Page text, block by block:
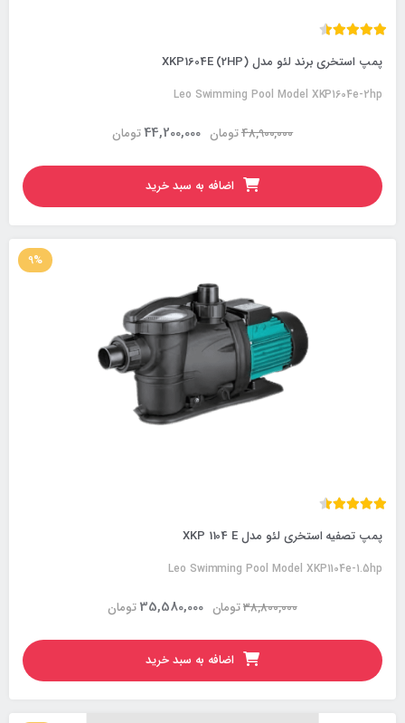
پمپ استخری برند لئو مدل XKP1604E (2HP)
Leo Swimming Pool Model XKP1604e-2hp
تومان48,900,000 تومان44,200,000
اضافه به سبد خرید
9%
پمپ‌ تصفیه استخری لئو مدل XKP 1104 E
Leo Swimming Pool Model XKP1104e-1.5hp
تومان38,800,000 تومان35,580,000
اضافه به سبد خرید